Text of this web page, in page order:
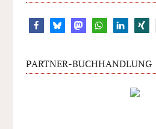
PARTNER-BUCHHANDLUNG